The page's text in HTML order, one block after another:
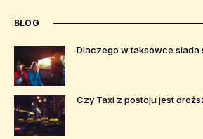
BLOG
Dlaczego w taksówce siada
Czy Taxi z postoju jest